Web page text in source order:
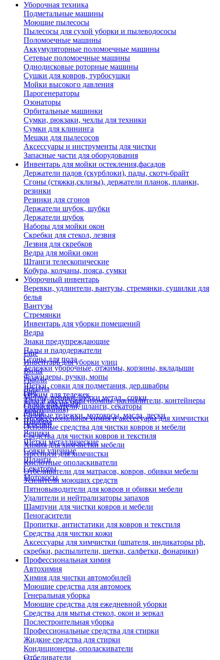
Уборочная техника
Подметальные машины
Моющие пылесосы
Пылесосы для сухой уборки и пылеводососы
Поломоечные машины
Аккумуляторные поломоечные машины
Сетевые поломоечные машины
Однодисковые роторные машины
Сушки для ковров, турбосушки
Мойки высокого давления
Парогенераторы
Озонаторы
Орбитальные машинки
Сумки, рюкзаки, чехлы для техники
Сумки для клининга
Мешки для пылесосов
Аксессуары и инструменты для чистки
Запасные части для оборудования
Инвентарь для мойки остекления,фасадов
Держатели падов (скурблоки), пады, скотч-брайт
Сгоны (стяжки,склизы), держатели планок, планки,
резинки
Резинки для сгонов
Держатели шубок, шубки
Держатели шубок
Наборы для мойки окон
Скребки для стекол, лезвия
Лезвия для скребков
Ведра для мойки окон
Штанги телескопические
Кобура, колчаны, пояса, сумки
Уборочный инвентарь
Веревки, удлинтели, вантузы, стремянки, сушилки для
белья
Вантузы
Стремянки
Инвентарь для уборки помещений
Ведра
Знаки предупреждающие
Пады и падодержатели
Сгоны для пола
Тележки уборочные, отжимы, корзины, вкладыши
Флаундеры, ручки, мопы
Щетки, совки для подметания, дер.швабры
Отжим для тележек
Ручки для швабр
Мопы
Швабры
Еще
Инвентарь для уборки улиц
Вилы
Грабли
Лопаты
Метлы, веники, щетки метал., совки
Опрыскиватели, шланги, секаторы
Садовые тележки, мотокосы, масла, лески
Черенки
Веники
Щетки металлические
Совки уличные
Шланги
Секаторы
Мотокосы
Еще
Тара и аксессуары (помпы, распылители, контейнеры
замачивания)
Профессиональная химия и акссесуары для химчистки
Основные средства для чистки ковров и мебели
Средства для чистки ковров и текстиля
Химия для химчистки мебели
Преспреи для химчистки
Кислотные ополаскиватели
Отбеливатели для матрасов, ковров, обивки мебели
Усилители моющих средств
Пятновыводители для ковров и обивки мебели
Удалители и нейтрализаторы запахов
Шампуни для чистки ковров и мебели
Пеногасители
Пропитки, антистатики для ковров и текстиля
Средства для чистки кожи
Аксессуары для химчистки (шпателя, индикаторы ph,
скребки, распылители, щетки, салфетки, фонарики)
Профессиональная химия
Автохимия
Химия для чистки автомобилей
Моющие средства для автомоек
Генеральная уборка
Моющие средства для ежедневной уборки
Средства для мытья стекол, окон и зеркал
Послестроительная уборка
Профессиональные средства для стирки
Жидкие средства для стирки
Кондиционеры, ополаскиватели
Отбеливатели